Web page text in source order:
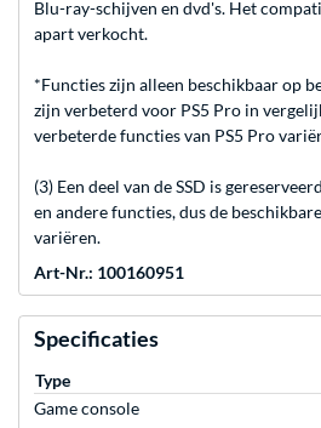
Blu-ray-schijven en dvd's. Het
apart verkocht.
*Functies zijn alleen beschikbaar op
zijn verbeterd voor PS5 Pro in
verbeterde functies van PS5 Pro
(3) Een deel van de SSD is
en andere functies, dus de
variëren.
Art-Nr.: 100160951
Specificaties
Type
Game console